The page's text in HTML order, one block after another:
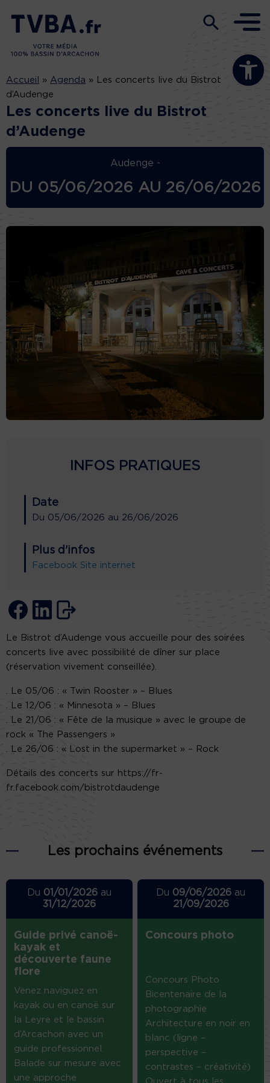
Ouvrir la
Accueil » Agenda »
Les concerts live du Bistrot
d’Audenge
Les concerts live du Bistrot
d’Audenge
Audenge -
DU 05/06/2026 AU 26/06/2026
INFOS PRATIQUES
Date
Du 05/06/2026 au 26/06/2026
Plus d'infos
Facebook Site internet
Le Bistrot d’Audenge vous accueille pour des soirées
concerts live avec possibilité de dîner sur place
(réservation vivement conseillée).
. Le 05/06 : « Twin Rooster » – Blues
. Le 12/06 : « Minnesota » – Blues
. Le 21/06 : « Fête de la musique » avec le groupe de
rock « The Passengers »
. Le 26/06 : « Lost in the supermarket » – Rock
Détails des concerts sur https://fr-
fr.facebook.com/bistrotdaudenge
Les prochains événements
Du 01/01/2026au
31/12/2026
Guide privé canoë-
kayak et
découverte faune
flore
Venez naviguez en
kayak ou en canoë sur
la Leyre et le bassin
d’Arcachon avec un
guide professionnel.
Balade sur mesure avec
une approche
Du 09/06/2026 au
21/09/2026
Concours photo
Concours Photo
Bicentenaire de la
photographie
Architecture en noir en
blanc (ligne –
perspective –
contrastes – créativité)